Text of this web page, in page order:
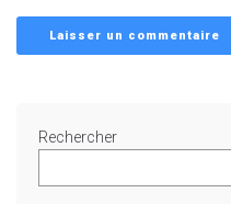
Rechercher